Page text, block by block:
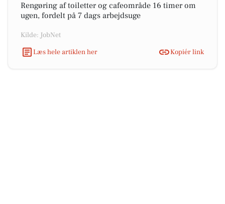
Rengøring af toiletter og cafeområde 16 timer om
ugen, fordelt på 7 dags arbejdsuge
Kilde: JobNet
Læs hele artiklen her
Kopiér link